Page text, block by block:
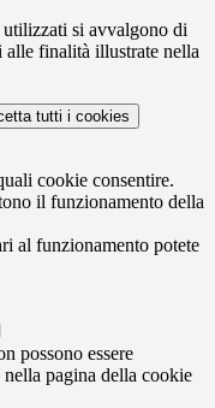
si avvalgono di
alle finalità illustrate nella
tutti i cookies
cookie consentire.
il funzionamento della
al funzionamento potete
possono essere
pagina della cookie